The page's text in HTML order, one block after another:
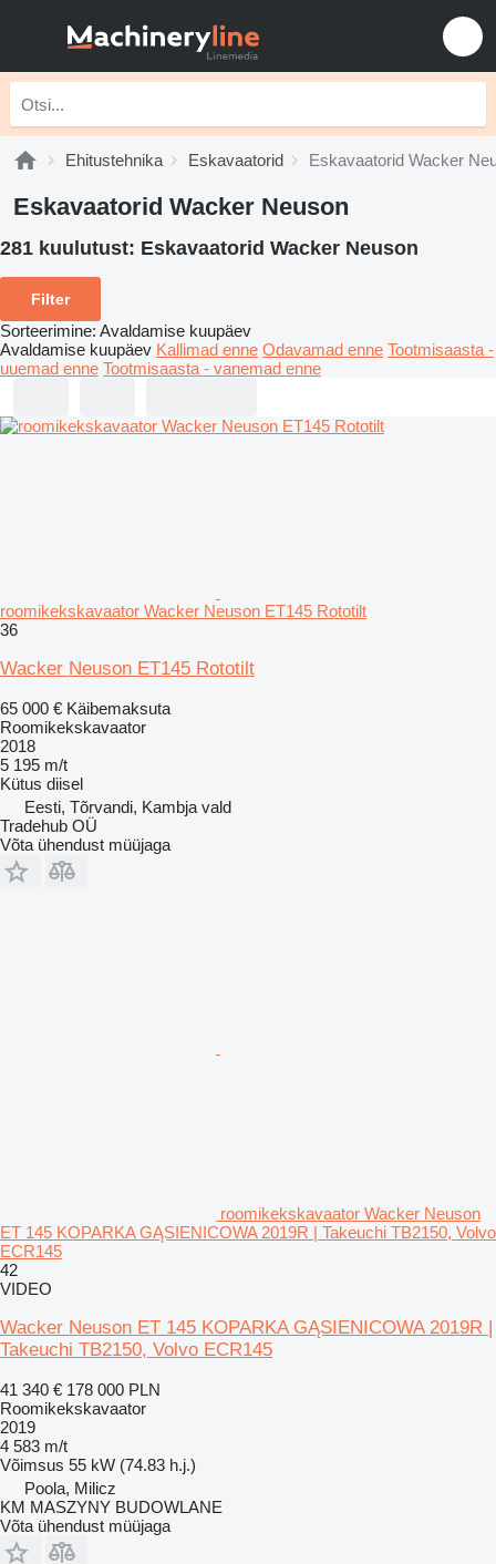
Ehitustehnika Eskavaatorid Eskavaatorid Wacker
Eskavaatorid Wacker Neuson
281 kuulutust: Eskavaatorid Wacker Neuson
Filter
Sorteerimine: Avaldamise kuupäev
Avaldamise kuupäev Kallimad enne Odavamad enne Tootmisaasta -
uuemad enne Tootmisaasta - vanemad enne
roomikekskavaator Wacker Neuson ET145 Rototilt
36
Wacker Neuson ET145 Rototilt
65 000 € Käibemaksuta
Roomikekskavaator
2018
5 195 m/t
Kütus diisel
Eesti, Tõrvandi, Kambja vald
Tradehub OÜ
Võta ühendust müüjaga
roomikekskavaator Wacker Neuson
ET 145 KOPARKA GĄSIENICOWA 2019R | Takeuchi TB2150, Volvo
ECR145
42
VIDEO
Wacker Neuson ET 145 KOPARKA GĄSIENICOWA 2019R |
Takeuchi TB2150, Volvo ECR145
41 340 € 178 000 PLN
Roomikekskavaator
2019
4 583 m/t
Võimsus 55 kW (74.83 h.j.)
Poola, Milicz
KM MASZYNY BUDOWLANE
Võta ühendust müüjaga